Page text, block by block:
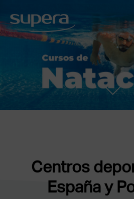
Centros
España y